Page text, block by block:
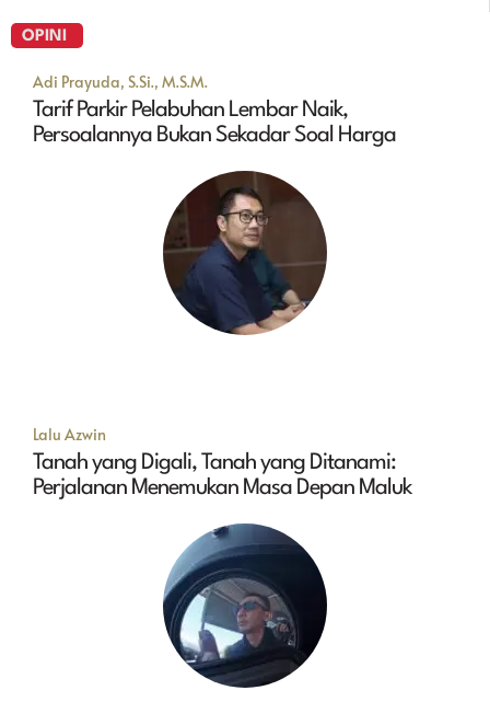
OPINI
Adi Prayuda, S.Si., M.S.M.
Tarif Parkir Pelabuhan Lembar Naik,
Persoalannya Bukan Sekadar Soal Harga
Lalu Azwin
Tanah yang Digali, Tanah yang Ditanami:
Perjalanan Menemukan Masa Depan Maluk